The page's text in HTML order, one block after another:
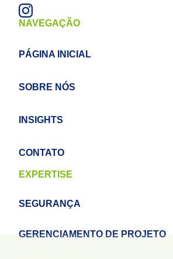
NAVEGAÇÃO
PÁGINA INICIAL
SOBRE NÓS
INSIGHTS
CONTATO
EXPERTISE
SEGURANÇA
GERENCIAMENTO DE PROJETO